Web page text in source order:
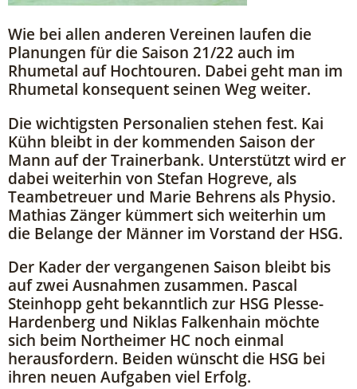
Wie bei allen anderen Vereinen laufen die
Planungen für die Saison 21/22 auch im
Rhumetal auf Hochtouren. Dabei geht man im
Rhumetal konsequent seinen Weg weiter.
Die wichtigsten Personalien stehen fest. Kai
Kühn bleibt in der kommenden Saison der
Mann auf der Trainerbank. Unterstützt wird er
dabei weiterhin von Stefan Hogreve, als
Teambetreuer und Marie Behrens als Physio.
Mathias Zänger kümmert sich weiterhin um
die Belange der Männer im Vorstand der HSG.
Der Kader der vergangenen Saison bleibt bis
auf zwei Ausnahmen zusammen. Pascal
Steinhopp geht bekanntlich zur HSG Plesse-
Hardenberg und Niklas Falkenhain möchte
sich beim Northeimer HC noch einmal
herausfordern. Beiden wünscht die HSG bei
ihren neuen Aufgaben viel Erfolg.